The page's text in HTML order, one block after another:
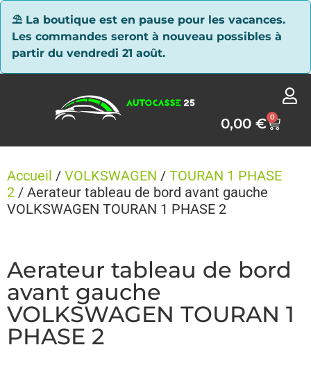
⛱ La boutique est en pause pour les vacances.
Les commandes seront à nouveau possibles à
partir du vendredi 21 août.
0,00€ 0
Accueil / VOLKSWAGEN / TOURAN 1 PHASE
2 / Aerateur tableau de bord avant gauche
VOLKSWAGEN TOURAN 1 PHASE 2
Aerateur tableau de bord
avant gauche
VOLKSWAGEN TOURAN 1
PHASE 2
Panneau de gestion des cookies